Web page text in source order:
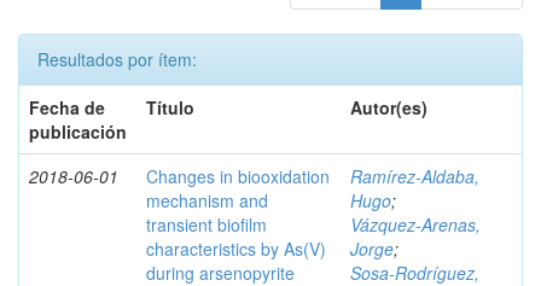
Resultados por ítem:
Fecha de
publicación
Título Autor(es)
2018-06-01
Changes in biooxidation
mechanism and
transient biofilm
characteristics by As(V)
during arsenopyrite
Ramírez‑Aldaba,
Hugo;
Vázquez‑Arenas,
Jorge;
Sosa‑Rodríguez,